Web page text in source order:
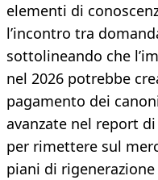
elementi di
l’incontro tra
sottolineando che
nel 2026 potrebbe
pagamento dei
avanzate nel report
per rimettere sul
piani di